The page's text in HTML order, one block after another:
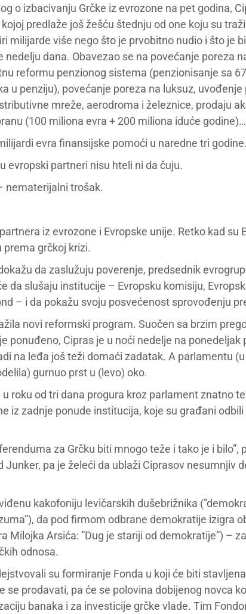
o izbacivanju Grčke iz evrozone na pet godina,
predlaže još žešću štednju od one koju su
milijarde više nego što je prvobitno nudio i što je
nedelju dana. Obavezao se na povećanje poreza
reformu penzionog sistema (penzionisanje sa
u penziju), povećanje poreza na luksuz,
mreže, aerodroma i železnice, prodaju
(100 miliona evra + 200 miliona iduće godine)…
evra finansijske pomoći u naredne tri godine.
evropski partneri nisu hteli ni da čuju.
nematerijalni trošak.
iz evrozone i Evropske unije. Retko kad su
prema grčkoj krizi.
da zaslužuju poverenje, predsednik
da slušaju institucije – Evropsku komisiju,
– i da pokažu svoju posvećenost sprovođenju
novi reformski program. Suočen sa brzim
ponuđeno, Cipras je u noći nedelje na ponedeljak
na leđa još teži domaći zadatak. A parlamentu
gurnuo prst u (levo) oko.
roku od tri dana progura kroz parlament znatno
iz zadnje ponude institucija, koje su građani
za Grčku biti mnogo teže i tako je i bilo”,
Junker, pa je želeći da ublaži Ciprasov nesumnjiv
kakofoniju levičarskih dušebrižnika
da pod firmom odbrane demokratije izigra
Milojka Arsića: ”Dug je stariji od demokratije”) –
odnosa.
su formiranje Fonda u koji će biti
se prodavati, pa će se polovina dobijenog novca
banaka i za investicije grčke vlade. Tim